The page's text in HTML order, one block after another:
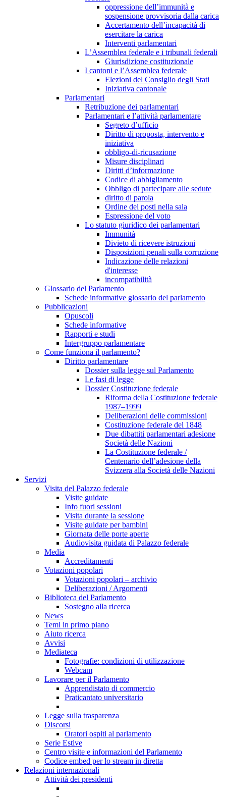
oppressione dell’immunità e
sospensione provvisoria dalla carica
Accertamento dell’incapacità di
esercitare la carica
Interventi parlamentari
L’Assemblea federale e i tribunali federali
Giurisdizione costituzionale
I cantoni e l’Assemblea federale
Elezioni del Consiglio degli Stati
Iniziativa cantonale
Parlamentari
Retribuzione dei parlamentari
Parlamentari e l’attività parlamentare
Segreto d’ufficio
Diritto di proposta, intervento e
iniziativa
obbligo-di-ricusazione
Misure disciplinari
Diritti d’informazione
Codice di abbigliamento
Obbligo di partecipare alle sedute
diritto di parola
Ordine dei posti nella sala
Espressione del voto
Lo statuto giuridico dei parlamentari
Immunità
Divieto di ricevere istruzioni
Disposizioni penali sulla corruzione
Indicazione delle relazioni
d'interesse
incompatibilità
Glossario del Parlamento
Schede informative glossario del parlamento
Pubblicazioni
Opuscoli
Schede informative
Rapporti e studi
Intergruppo parlamentare
Come funziona il parlamento?
Diritto parlamentare
Dossier sulla legge sul Parlamento
Le fasi di legge
Dossier Costituzione federale
Riforma della Costituzione federale
1987–1999
Deliberazioni delle commissioni
Costituzione federale del 1848
Due dibattiti parlamentari adesione
Società delle Nazioni
La Costituzione federale /
Centenario dell’adesione della
Svizzera alla Società delle Nazioni
Servizi
Visita del Palazzo federale
Visite guidate
Info fuori sessioni
Visita durante la sessione
Visite guidate per bambini
Giornata delle porte aperte
Audiovisita guidata di Palazzo federale
Media
Accreditamenti
Votazioni popolari
Votazioni popolari – archivio
Deliberazioni / Argomenti
Biblioteca del Parlamento
Sostegno alla ricerca
News
Temi in primo piano
Aiuto ricerca
Avvisi
Mediateca
Fotografie: condizioni di utilizzazione
Webcam
Lavorare per il Parlamento
Apprendistato di commercio
Praticantato universitario
Legge sulla trasparenza
Discorsi
Oratori ospiti al parlamento
Serie Estive
Centro visite e informazioni del Parlamento
Codice embed per lo stream in diretta
Relazioni internazionali
Attività dei presidenti